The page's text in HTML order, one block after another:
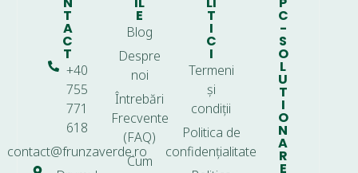
T
A
C
T
+40
755
771
618
contact@frunzaverde.ro
E
Blog
Despre
noi
Întrebări
Frecvente
(FAQ)
Cum
T
I
C
I
Termeni
și
condiții
Politica de
confidențialitate
C
-
S
O
L
U
T
I
O
N
A
R
E